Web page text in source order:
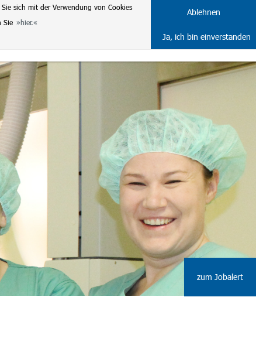
sich mit der Verwendung von Cookies
Sie
hier.
Ablehnen
Ja, ich bin einverstanden
DE
zum Jobalert